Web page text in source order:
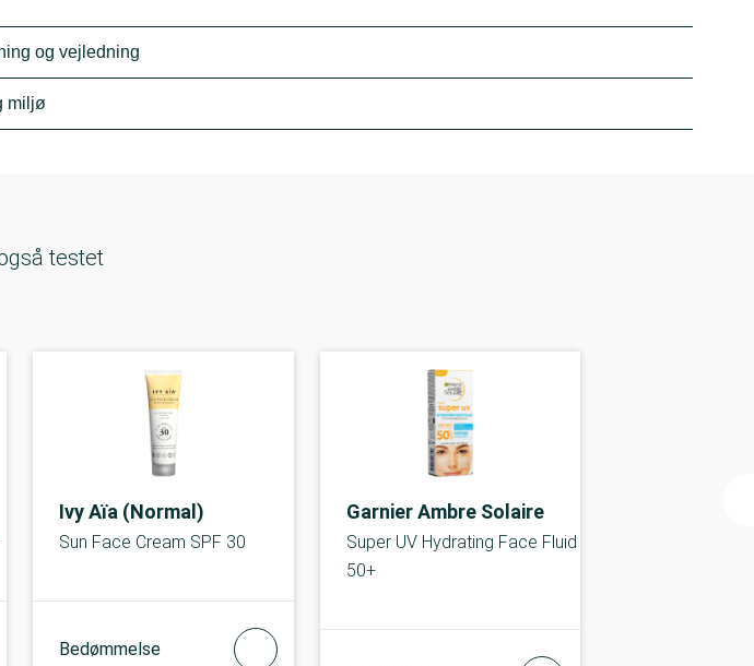
og vejledning
miljø
testet
Ivy Aïa (Normal)
Sun Face Cream SPF 30
Bedømmelse
Garnier Ambre Solaire
Super UV Hydrating Face Fluid
50+